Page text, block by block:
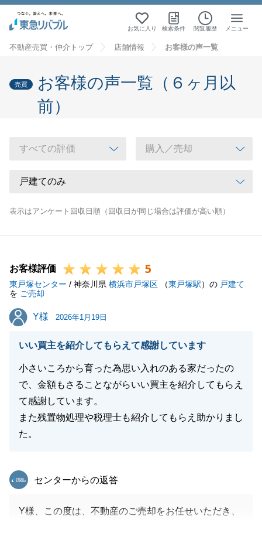
お気に入り 検索条件 閲覧履歴 メニュー
不動産売買・仲介トップ 店舗情報 お客様の声一覧
売買
お客様の声一覧（６ヶ月以
前）
表示はアンケート回収日順（回収日が同じ場合は評価が高い順）
お客様評価 5
東戸塚センター / 神奈川県 横浜市戸塚区 （東戸塚駅）の 戸建て
を ご売却
Y様
Y様 2026年1月19日
いい買主を紹介してもらえて感謝しています
小さいころから育った為思い入れのある家だったの
で、金額もさることながらいい買主を紹介してもらえ
て感謝しています。
また残置物処理や税理士も紹介してもらえ助かりまし
た。
東急リバブル
センターからの返答
Y様、この度は、不動産のご売却をお任せいただき、